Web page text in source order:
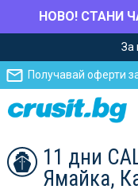
НОВО! СТАНИ
главното
съдържание
Навигацията
За
Получавай оферти
11 дни
Ямайка,